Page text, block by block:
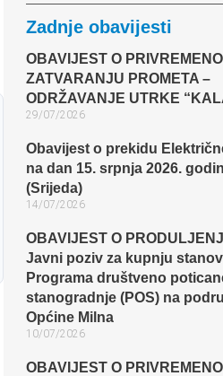
Zadnje obavijesti
OBAVIJEST O
ZATVARANJU PROMETA –
ODRŽAVANJE UTRKE
29/07/2026
Obavijest o prekidu
na dan 15. srpnja 2026.
(Srijeda)
14/07/2026
OBAVIJEST O
Javni poziv za kupnju
Programa društveno
stanogradnje (POS) na
Općine Milna
10/07/2026
OBAVIJEST O